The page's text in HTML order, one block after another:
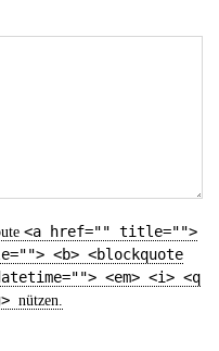
<a href="" title="">
<b> <blockquote
<em> <i> <q
nützen.